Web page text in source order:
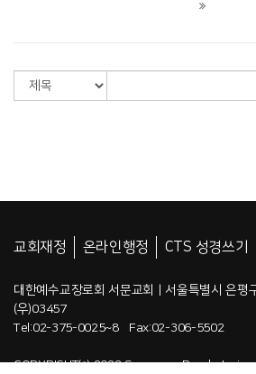
교회재정 온라인행정 CTS 성경쓰기
대한예수교장로회 서문교회 | 서울특별시 은평
(우)03457
Tel:02-375-0025~8 Fax:02-306-5502
COPYRIGHT⒞ 2022 Seomoon Presbyterian